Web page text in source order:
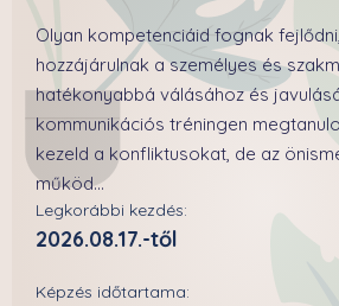
Olyan kompetenciáid fognak
hozzájárulnak a személyes és
hatékonyabbá válásához és
kommunikációs tréningen
kezeld a konfliktusokat, de az
működ...
Legkorábbi kezdés:
2026.08.17.-től
Képzés időtartama: